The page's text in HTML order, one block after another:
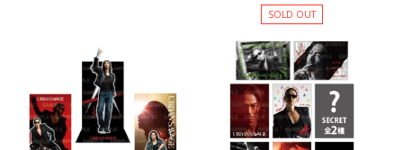
SOLD OUT